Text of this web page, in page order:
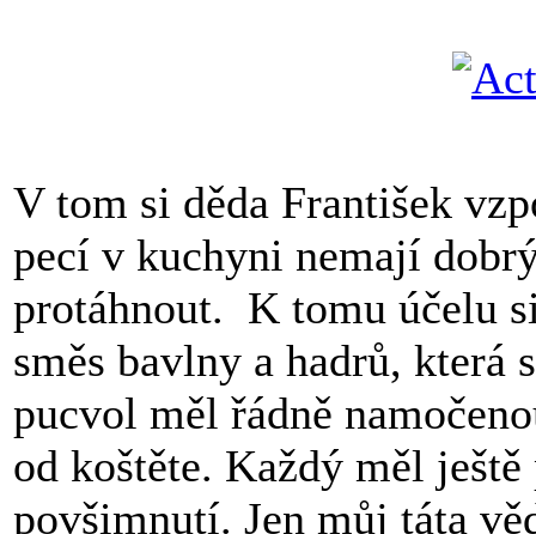
V tom si děda František
pecí v kuchyni nemají
protáhnout. K tomu účelu
směs bavlny a hadrů, která
pucvol měl řádně
od koštěte. Každý měl
povšimnutí. Jen můj táta